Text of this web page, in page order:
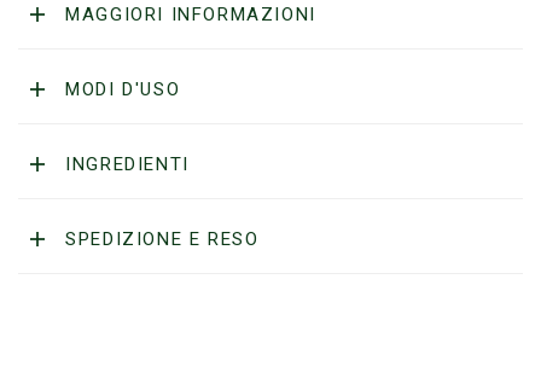
sintetica
alluminio
MAGGIORI INFORMAZIONI
MODI D'USO
INGREDIENTI
SPEDIZIONE E RESO